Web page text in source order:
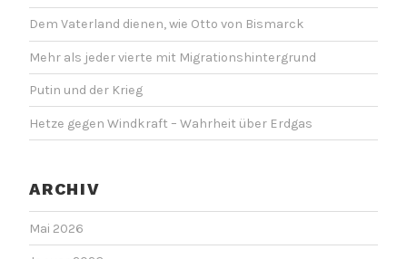
Dem Vaterland dienen, wie Otto von Bismarck
Mehr als jeder vierte mit Migrationshintergrund
Putin und der Krieg
Hetze gegen Windkraft – Wahrheit über Erdgas
ARCHIV
Mai 2026